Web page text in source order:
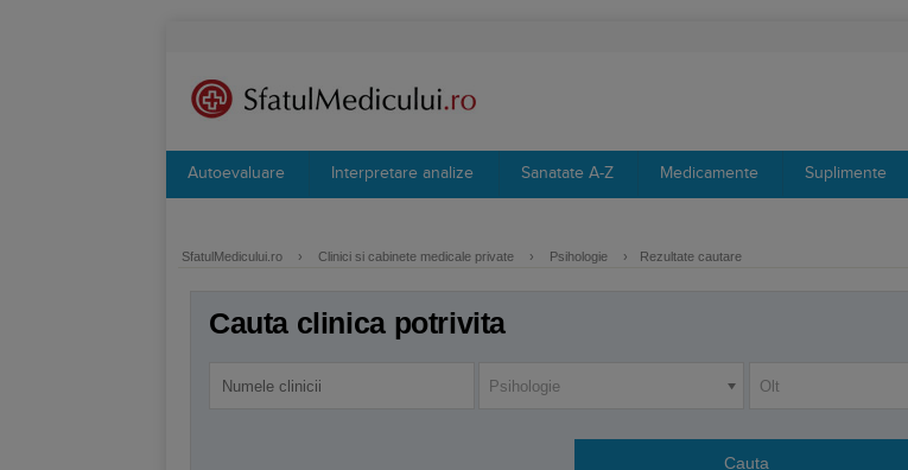
Autoevaluare Interpretare analize Sanatate A-Z Medicamente Suplimente
SfatulMedicului.ro › Clinici si cabinete medicale private › Psihologie › Rezultate cautare
Cauta clinica potrivita
Psihologie Olt